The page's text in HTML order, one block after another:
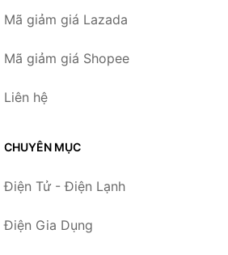
Mã giảm giá Lazada
Mã giảm giá Shopee
Liên hệ
CHUYÊN MỤC
Điện Tử - Điện Lạnh
Điện Gia Dụng